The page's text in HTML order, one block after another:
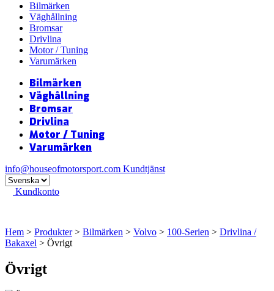
Bilmärken
Väghållning
Bromsar
Drivlina
Motor / Tuning
Varumärken
Bilmärken
Väghållning
Bromsar
Drivlina
Motor / Tuning
Varumärken
info@houseofmotorsport.com Kundtjänst
Kundkonto
Hem > Produkter> Bilmärken > Volvo > 100-Serien > Drivlina /
Bakaxel > Övrigt
Övrigt